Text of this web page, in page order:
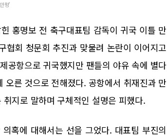
평'
홍명보 전 축구대표팀 감독이 귀국 이틀 만
협회 청문회 추진과 맞물려 논란이 이어지고
공항으로 귀국했지만 팬들의 야유 속에 별다
른 것으로 전해졌다. 공항에서 취재진과 만
지로 말하며 구체적인 설명은 피했다.
혹에 대해서는 선을 그었다. 대표팀 부진의